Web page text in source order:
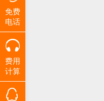
免费
电话
费用
计算